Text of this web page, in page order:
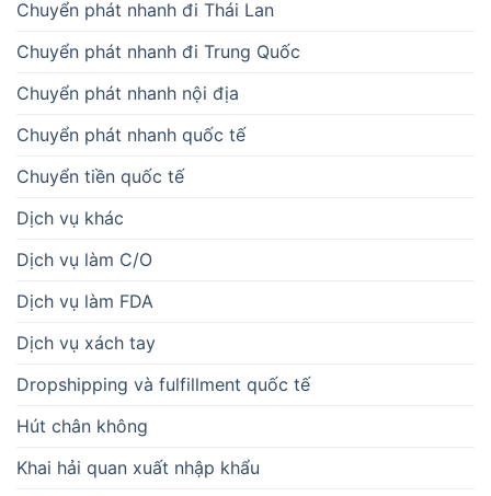
Chuyển phát nhanh đi Thái Lan
Chuyển phát nhanh đi Trung Quốc
Chuyển phát nhanh nội địa
Chuyển phát nhanh quốc tế
Chuyển tiền quốc tế
Dịch vụ khác
Dịch vụ làm C/O
Dịch vụ làm FDA
Dịch vụ xách tay
Dropshipping và fulfillment quốc tế
Hút chân không
Khai hải quan xuất nhập khẩu